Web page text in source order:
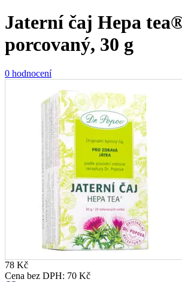
Jaterní čaj Hepa
porcovaný, 30 g
0 hodnocení
78 Kč
Cena bez DPH: 70 Kč